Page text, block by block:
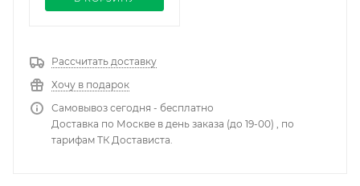
Рассчитать доставку
Хочу в подарок
Самовывоз сегодня - бесплатно
Доставка по Москве в день заказа (до 19-00) , по
тарифам ТК Достависта.